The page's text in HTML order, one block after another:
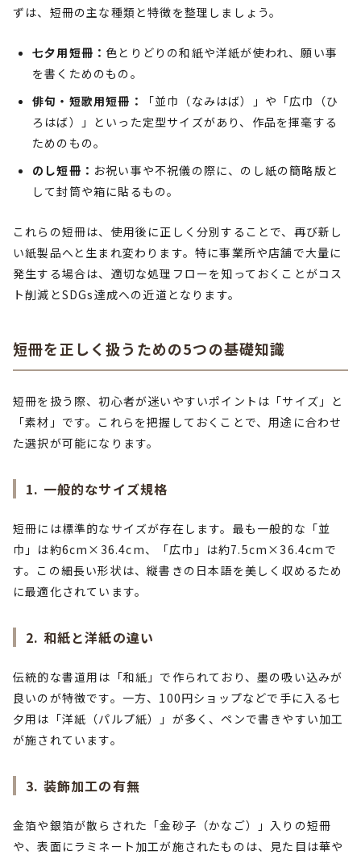
ずは、短冊の主な種類と特徴を整理しましょう。
七夕用短冊： 色とりどりの和紙や洋紙が使われ、願い事
を書くためのもの。
俳句・短歌用短冊：
「並巾（なみはば）」や「広巾（ひ
ろはば）」といった定型サイズがあり、作品を揮毫する
ためのもの。
のし短冊： お祝い事や不祝儀の際に、のし紙の簡略版と
して封筒や箱に貼るもの。
これらの短冊は、使用後に正しく分別することで、再び新し
い紙製品へと生まれ変わります。特に事業所や店舗で大量に
発生する場合は、適切な処理フローを知っておくことがコス
ト削減とSDGs達成への近道となります。
短冊を正しく扱うための5つの基礎知識
短冊を扱う際、初心者が迷いやすいポイントは「サイズ」と
「素材」です。これらを把握しておくことで、用途に合わせ
た選択が可能になります。
1. 一般的なサイズ規格
短冊には標準的なサイズが存在します。最も一般的な「並
巾」は約6cm×36.4cm、「広巾」は約7.5cm×36.4cmで
す。この細長い形状は、縦書きの日本語を美しく収めるため
に最適化されています。
2. 和紙と洋紙の違い
伝統的な書道用は「和紙」で作られており、墨の吸い込みが
良いのが特徴です。一方、100円ショップなどで手に入る七
夕用は「洋紙（パルプ紙）」が多く、ペンで書きやすい加工
が施されています。
3. 装飾加工の有無
金箔や銀箔が散らされた「金砂子（かなご）」入りの短冊
や、表面にラミネート加工が施されたものは、見た目は華や